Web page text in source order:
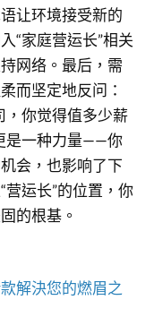
让环境接受新的
“家庭营运长”相关
网络。最后，需
而坚定地反问：
，你觉得值多少薪
是一种力量——你
会，也影响了下
运长”的位置，你
的根基。
解決您的燃眉之